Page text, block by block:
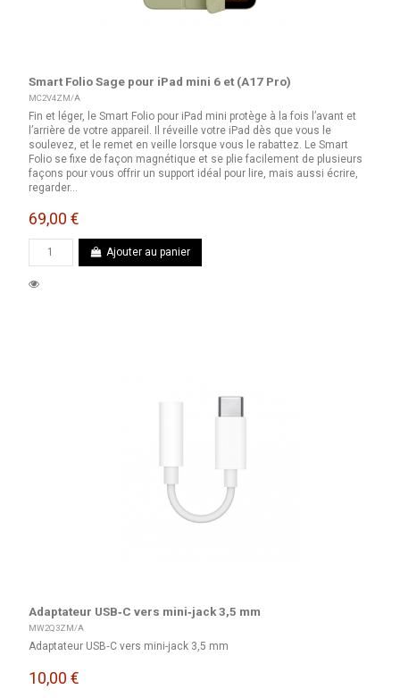
Smart Folio Sage pour iPad mini 6 et (A17 Pro)
MC2V4ZM/A
Fin et léger, le Smart Folio pour iPad mini protège à la fois l’avant et
l’arrière de votre appareil. Il réveille votre iPad dès que vous le
soulevez, et le remet en veille lorsque vous le rabattez. Le Smart
Folio se fixe de façon magnétique et se plie facilement de plusieurs
façons pour vous offrir un support idéal pour lire, mais aussi écrire,
regarder...
69,00 €
Ajouter au panier
Adaptateur USB‑C vers mini‑jack 3,5 mm
MW2Q3ZM/A
Adaptateur USB‑C vers mini-jack 3,5 mm
10,00 €